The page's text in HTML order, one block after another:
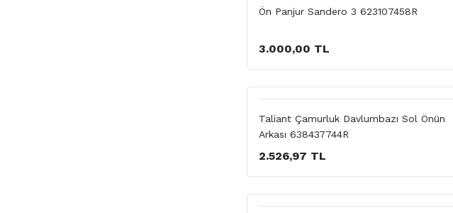
Ön Panjur Sandero 3 623107458R
3.000,00 TL
Taliant Çamurluk Davlumbazı Sol Önün
Arkası 638437744R
2.526,97 TL